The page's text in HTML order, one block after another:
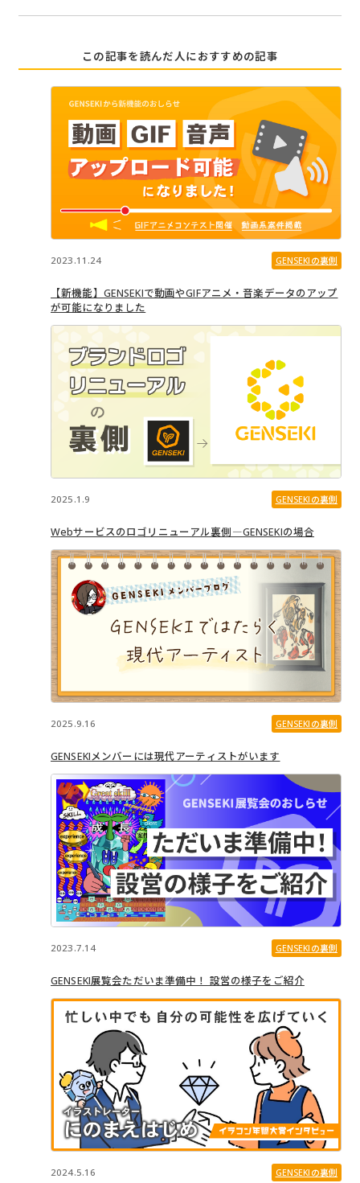
この記事を読んだ人におすすめの記事
2023.11.24 GENSEKIの裏側
【新機能】GENSEKIで動画やGIFアニメ・音楽データのアップ
が可能になりました
2025.1.9 GENSEKIの裏側
Webサービスのロゴリニューアル裏側―GENSEKIの場合
2025.9.16 GENSEKIの裏側
GENSEKIメンバーには現代アーティストがいます
2023.7.14 GENSEKIの裏側
GENSEKI展覧会ただいま準備中！ 設営の様子をご紹介
2024.5.16 GENSEKIの裏側